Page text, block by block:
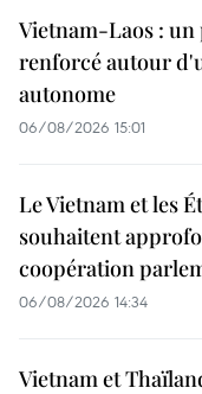
Vietnam-Laos :
renforcé autour
autonome
06/08/2026 15:01
Le Vietnam et les
souhaitent
coopération
06/08/2026 14:34
Vietnam et